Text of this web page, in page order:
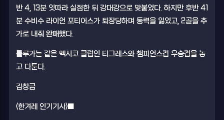
반 4, 13분 잇따라 실점한 뒤 강대강으로 맞붙었다. 하지만 후반 41
분 수비수 라이언 포티어스가 퇴장당하며 동력을 잃었고, 2골을 추
가로 내줘 완패했다.
톨루가는 같은 멕시코 클럽인 티그레스와 챔피언스컵 우승컵을 놓
고 다툰다.
김창금
<한겨레 인기기사>■